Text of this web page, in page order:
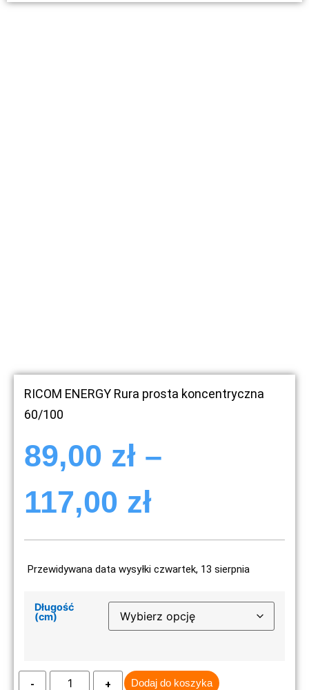
RICOM ENERGY Rura prosta koncentryczna
60/100
89,00 zł –
117,00 zł
Przewidywana data wysyłki czwartek, 13 sierpnia
Długość
(cm)
Dodaj do koszyka